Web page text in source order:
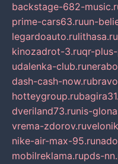
backstage-682-
prime-cars63.ruun-
legardoauto.rulithasa.ru
kinozadrot-3.ruqr-
udalenka-club.ru
dash-cash-now.ru
hotteygroup.ru
dveriland73.runis-
vrema-zdorov.ru
nike-air-max-95.ru
mobilreklama.rupds-